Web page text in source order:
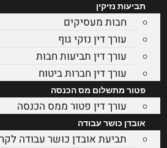
תביעות נזיקין
חבות מעסיקים
עורך דין נזקי גוף
עורך דין תביעות חבות
עורך דין חברות ביטוח
פטור מתשלום מס הכנסה
עורך דין פטור ממס הכנסה
אובדן כושר עבודה
תביעת אובדן כושר עבודה